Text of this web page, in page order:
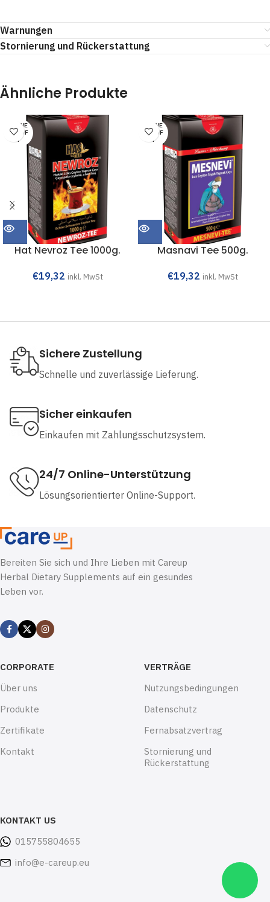
Warnungen
Stornierung und Rückerstattung
Ähnliche Produkte
AUSVE
RKAUF
T
Hat Nevroz Tee 1000g.
€19,32 inkl. MwSt
AUSVE
RKAUF
T
Masnavi Tee 500g.
€19,32 inkl. MwSt
Sichere Zustellung
Schnelle und zuverlässige Lieferung.
Sicher einkaufen
Einkaufen mit Zahlungsschutzsystem.
24/7 Online-Unterstützung
Lösungsorientierter Online-Support.
Bereiten Sie sich und Ihre Lieben mit Careup
Herbal Dietary Supplements auf ein gesundes
Leben vor.
CORPORATE
Über uns
Produkte
Zertifikate
Kontakt
VERTRÄGE
Nutzungsbedingungen
Datenschutz
Fernabsatzvertrag
Stornierung und
Rückerstattung
KONTAKT US
015755804655
info@e-careup.eu